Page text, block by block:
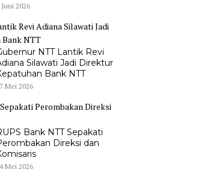
Juni 2026
NTT Lantik Revi
Silawati Jadi Direktur
Bank NTT
Mei 2026
Bank NTT Sepakati
Direksi dan
Mei 2026